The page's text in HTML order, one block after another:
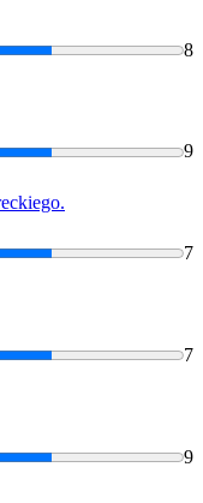
8
9
7
7
9